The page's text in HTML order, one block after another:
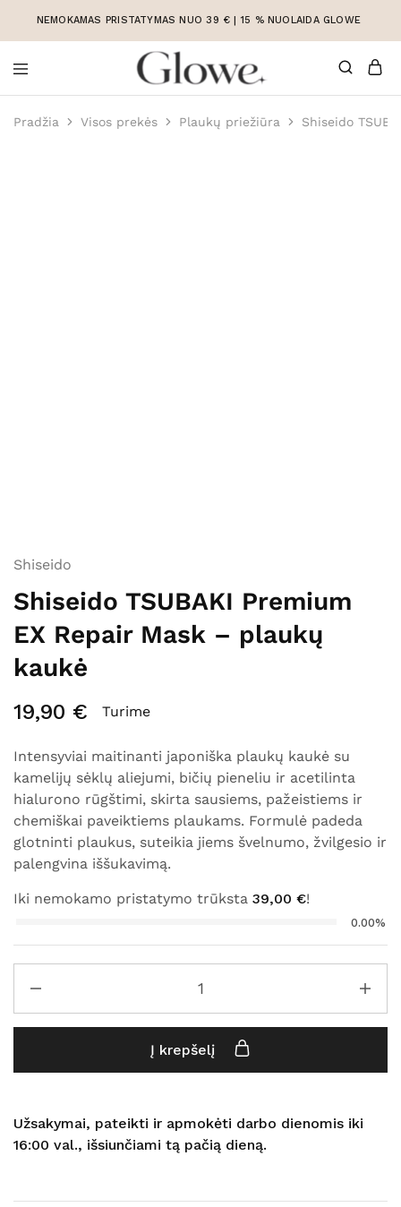
NEMOKAMAS PRISTATYMAS NUO 39 € | 15 % NUOLAIDA GLOWE
Korėjietiška
Korėjietiška
internetu
Pradžia Visos prekės Plaukų priežiūra Shiseido
Shiseido
Shiseido TSUBAKI Premium
EX Repair Mask – plaukų
kaukė
19,90 € Turime
Intensyviai maitinanti japoniška plaukų kaukė su
kamelijų sėklų aliejumi, bičių pieneliu ir acetilinta
hialurono rūgštimi, skirta sausiems, pažeistiems ir
chemiškai paveiktiems plaukams. Formulė padeda
glotninti plaukus, suteikia jiems švelnumo, žvilgesio ir
palengvina iššukavimą.
Iki nemokamo pristatymo trūksta 39,00 €!
0.00%
Į krepšelį
Užsakymai, pateikti ir apmokėti darbo dienomis iki
16:00 val., išsiunčiami tą pačią dieną.